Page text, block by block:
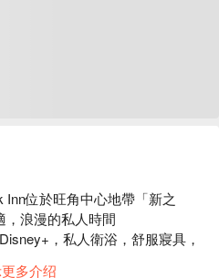
位於旺角中心地帶「新之
，浪漫的私人時間
，私人衛浴，舒服寢具，
多介绍